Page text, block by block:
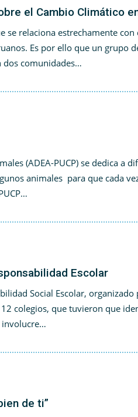
el Cambio Climático
relaciona estrechamente
Es por ello que un grupo
dos comunidades…
(ADEA-PUCP) se dedica a
animales para que cada
Escolar
Social Escolar,
12 colegios, que tuvieron que
involucre…
de ti”